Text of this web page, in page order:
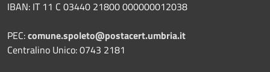
IBAN: IT 11 C 03440 21800 000000012038
PEC:comune.spoleto@postacert.umbria.it
Centralino Unico: 0743 2181